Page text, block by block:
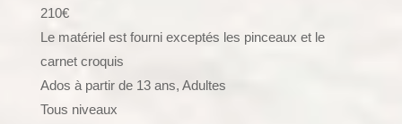
210€
Le matériel est fourni exceptés les pinceaux et le
carnet croquis
Ados à partir de 13 ans, Adultes
Tous niveaux